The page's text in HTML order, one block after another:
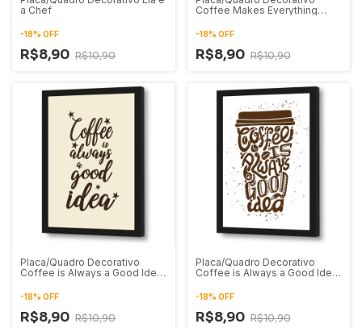
a Chef
-18% OFF
R$8,90 R$10,90
Coffee Makes Everything
-18% OFF
R$8,90 R$10,90
Placa/Quadro Decorativo
Coffee is Always a Good Idea
-18% OFF
R$8,90 R$10,90
Placa/Quadro Decorativo
Coffee is Always a Good Idea
-18% OFF
R$8,90 R$10,90